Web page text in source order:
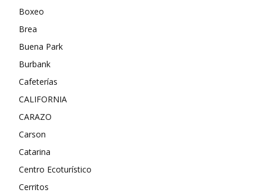
Boxeo
Brea
Buena Park
Burbank
Cafeterías
CALIFORNIA
CARAZO
Carson
Catarina
Centro Ecoturístico
Cerritos